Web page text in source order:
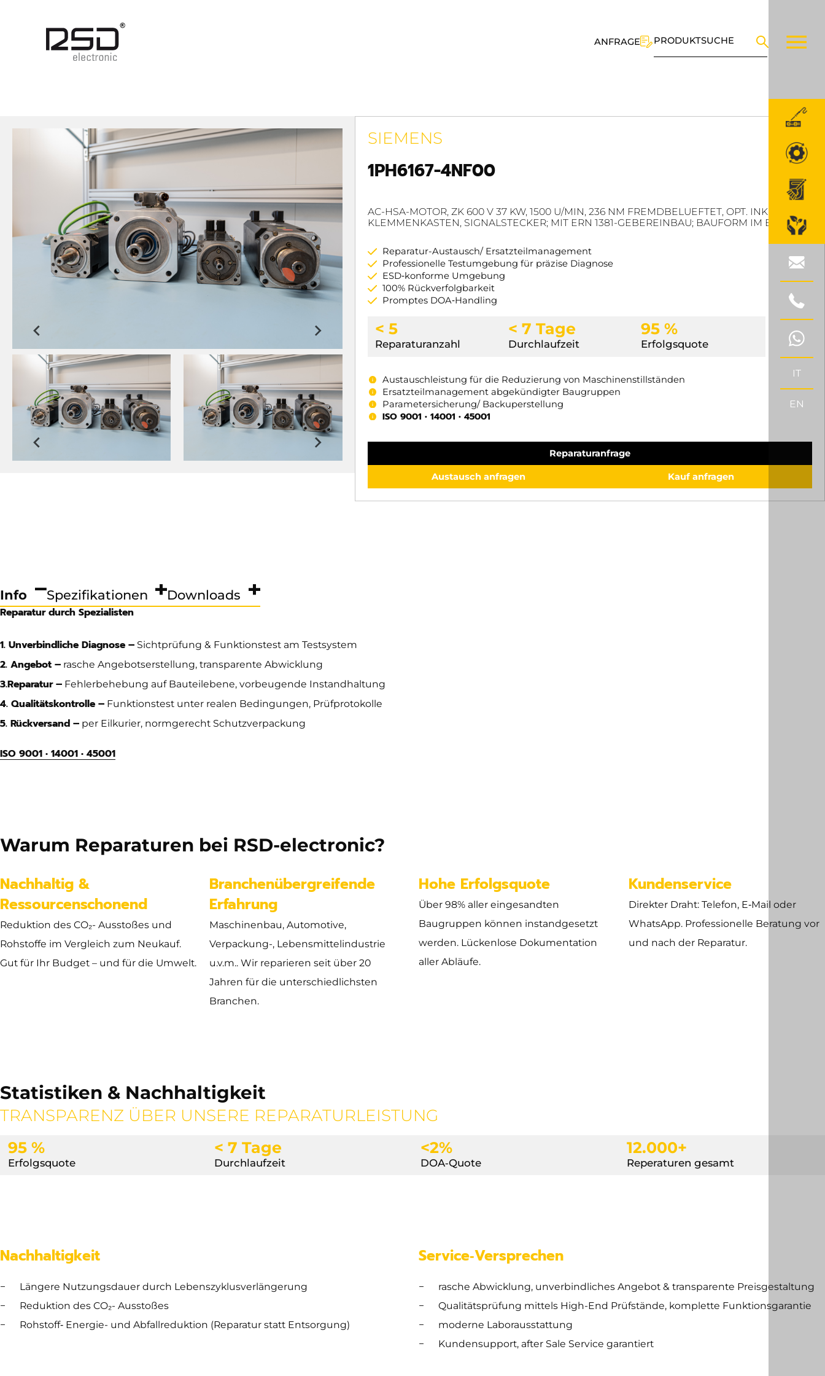
ANFRAGE PRODUKTSUCHE
IT
EN
SIEMENS
1PH6167-4NF00
AC-HSA-MOTOR, ZK 600 V 37 KW, 1500 U/MIN, 236 NM FREMDBELUEFTET, OPT. INKR.,IP54
KLEMMENKASTEN, SIGNALSTECKER; MIT ERN 1381-GEBEREINBAU; BAUFORM IM B 3
Reparatur-Austausch/ Ersatzteilmanagement
Professionelle Testumgebung für präzise Diagnose
ESD‑konforme Umgebung
100% Rückverfolgbarkeit
Promptes DOA‑Handling
< 5
Reparaturanzahl
< 7 Tage
Durchlaufzeit
95 %
Erfolgsquote
Austauschleistung für die Reduzierung von Maschinenstillständen
Ersatzteilmanagement abgekündigter Baugruppen
Parametersicherung/ Backuperstellung
ISO 9001 • 14001 • 45001
Reparaturanfrage
Austausch anfragen Kauf anfragen
Info
Reparatur durch Spezialisten
1. Unverbindliche Diagnose – Sichtprüfung & Funktionstest am Testsystem
2. Angebot – rasche Angebotserstellung, transparente Abwicklung
3.Reparatur – Fehlerbehebung auf Bauteilebene, vorbeugende Instandhaltung
4. Qualitätskontrolle – Funktionstest unter realen Bedingungen, Prüfprotokolle
5. Rückversand – per Eilkurier, normgerecht Schutzverpackung
ISO 9001 • 14001 • 45001
Spezifikationen Downloads
Warum Reparaturen bei RSD-electronic?
Nachhaltig &
Ressourcenschonend
Reduktion des CO₂- Ausstoßes und
Rohstoffe im Vergleich zum Neukauf.
Gut für Ihr Budget – und für die Umwelt.
Branchenübergreifende
Erfahrung
Maschinenbau, Automotive,
Verpackung-, Lebensmittelindustrie
u.v.m.. Wir reparieren seit über 20
Jahren für die unterschiedlichsten
Branchen.
Hohe Erfolgsquote
Über 98% aller eingesandten
Baugruppen können instandgesetzt
werden. Lückenlose Dokumentation
aller Abläufe.
Kundenservice
Direkter Draht: Telefon, E‑Mail oder
WhatsApp. Professionelle Beratung vor
und nach der Reparatur.
Statistiken & Nachhaltigkeit
TRANSPARENZ ÜBER UNSERE REPARATURLEISTUNG
95 %
Erfolgsquote
< 7 Tage
Durchlaufzeit
<2%
DOA‐Quote
12.000+
Reperaturen gesamt
Nachhaltigkeit
Längere Nutzungsdauer durch Lebenszyklusverlängerung
Reduktion des CO₂- Ausstoßes
Rohstoff‑ Energie- und Abfallreduktion (Reparatur statt Entsorgung)
Service‑Versprechen
rasche Abwicklung, unverbindliches Angebot & transparente Preisgestaltung
Qualitätsprüfung mittels High-End Prüfstände, komplette Funktionsgarantie
moderne Laborausstattung
Kundensupport, after Sale Service garantiert